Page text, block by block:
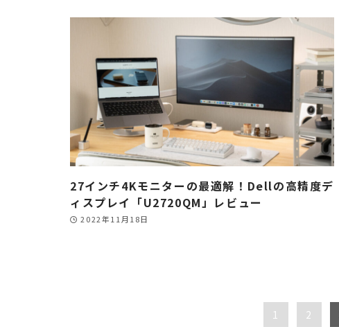
27インチ4Kモニターの最適解！Dellの高精度デ
ィスプレイ「U2720QM」レビュー
2022年11月18日
1 2